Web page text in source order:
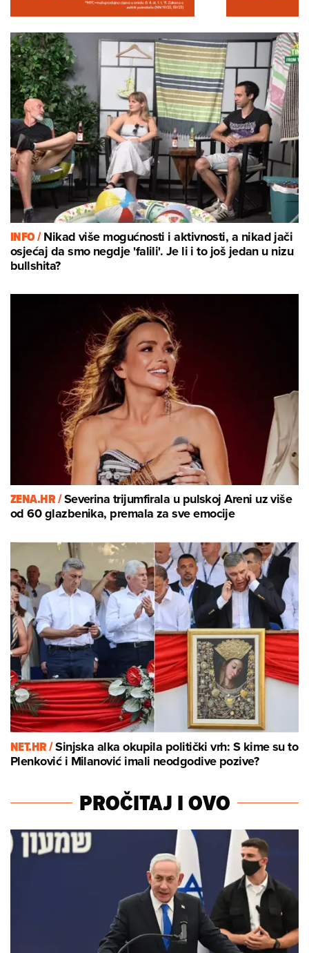
INFO /Nikad više mogućnosti i aktivnosti, a nikad jači
osjećaj da smo negdje 'falili'. Je li i to još jedan u nizu
bullshita?
ZENA.HR /Severina trijumfirala u pulskoj Areni uz više
od 60 glazbenika, premala za sve emocije
NET.HR /Sinjska alka okupila politički vrh: S kime su to
Plenković i Milanović imali neodgodive pozive?
PROČITAJ I OVO